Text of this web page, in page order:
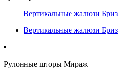
Вертикальные жалюзи Бриз
Вертикальные жалюзи Бриз
Рулонные шторы Мираж